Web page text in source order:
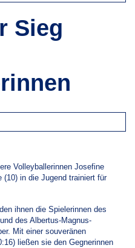
Sieg
Volleyballerinnen Josefine
(10) in die Jugend trainiert für
ihnen die Spielerinnen des
des Albertus-Magnus-
Mit einer souveränen
ließen sie den Gegnerinnen